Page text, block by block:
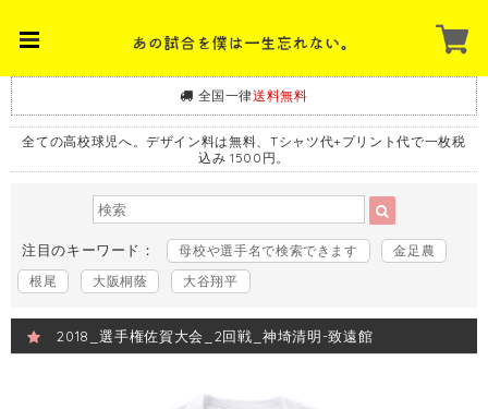
全国一律送料無料
全ての高校球児へ。デザイン料は無料、Tシャツ代+プリント代で一枚税
込み 1500円。
注目のキーワード： 母校や選手名で検索できます
金足農
根尾
大阪桐蔭 大谷翔平
2018_選手権佐賀大会_2回戦_神埼清明-致遠館